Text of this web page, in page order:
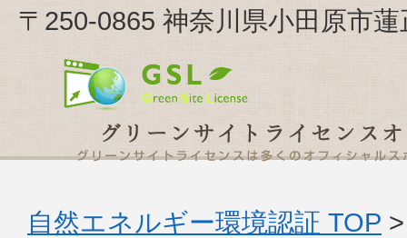
〒250-0865 神奈川県小田原市
自然エネルギー環境認証 TOP